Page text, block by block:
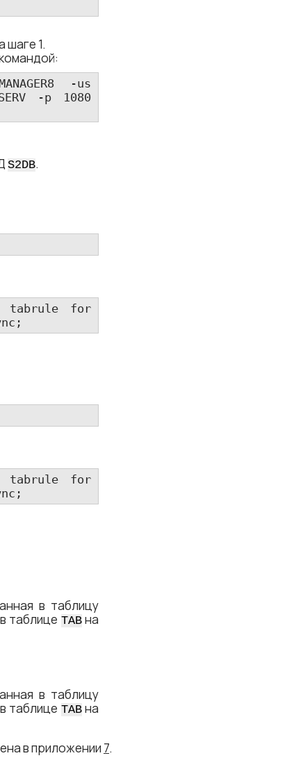
шаге 1.
-us
-p 1080
S2DB.
tabrule for
tabrule for
в таблицу
таблице TABна
в таблицу
таблице TABна
в приложении 7.